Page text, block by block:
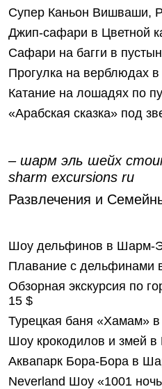
Супер Каньон Вишваши,
Джип-сафари в Цветной
Сафари на багги в
Прогулка на верблюдах
Катание на лошадях по
«Арабская сказка» под
– шарм эль шейх
sharm excursions ru
Развлечения и
Шоу дельфинов в Шарм-
Плавание с
Обзорная экскурсия по
15 $
Турецкая баня «Хамам»
Шоу крокодилов и змей
Аквапарк Бора-Бора в
Neverland Шоу «1001